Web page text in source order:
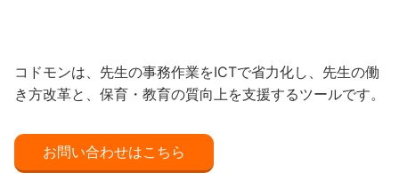
コドモンは、先生の事務作業をICTで省力化し、先生の働
き方改革と、保育・教育の質向上を支援するツールです。
お問い合わせはこちら